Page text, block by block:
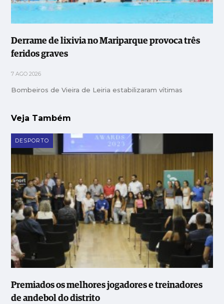
Derrame de lixivia no Mariparque provoca três
feridos graves
7 AGO 2026
Bombeiros de Vieira de Leiria estabilizaram vítimas
Veja Também
DESPORTO
Premiados os melhores jogadores e treinadores
de andebol do distrito